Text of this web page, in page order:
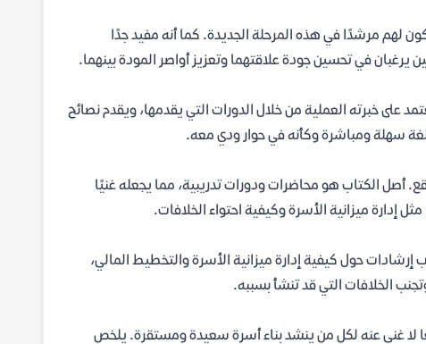
لهم مرشدًا في هذه المرحلة الجديدة. كما أنه مفيد جدًا
يرغبان في تحسين جودة علاقتهما وتعزيز أواصر المودة بينهما.
على خبرته العملية من خلال الدورات التي يقدمها، ويقدم نصائح
سهلة ومباشرة وكأنه في حوار ودي معه.
أصل الكتاب هو محاضرات ودورات تدريبية، مما يجعله غنيًا
إدارة ميزانية الأسرة وكيفية احتواء الخلافات.
حول كيفية إدارة ميزانية الأسرة والتخطيط المالي،
الخلافات التي قد تنشأ بسببه.
لا غنى عنه لكل من ينشد بناء أسرة سعيدة ومستقرة. يلخص